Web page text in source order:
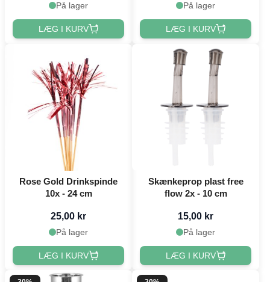
På lager
LÆG I KURV
På lager
LÆG I KURV
Rose Gold Drinkspinde
10x - 24 cm
25,00 kr
På lager
LÆG I KURV
Skænkeprop plast free
flow 2x - 10 cm
15,00 kr
På lager
LÆG I KURV